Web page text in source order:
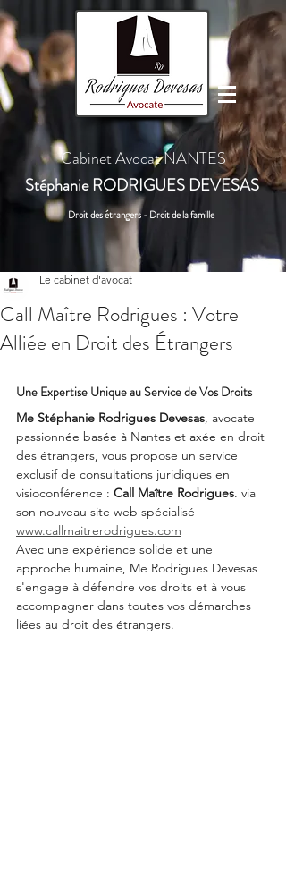
Cabinet Avocat NANTES
StéphanieRODRIGUES DEVESAS
Droit des étrangers - Droit de la famille
Call Maître Rodrigues : Votre
Alliée en Droit des Étrangers
Le cabinet d'avocat
Une Expertise Unique au Service de Vos Droits
Me Stéphanie Rodrigues Devesas, avocate
passionnée basée à Nantes et axée en droit
des étrangers, vous propose un service
exclusif de consultations juridiques en
visioconférence : Call Maître Rodrigues. via
son nouveau site web spécialisé
www.callmaitrerodrigues.com
Avec une expérience solide et une
approche humaine, Me Rodrigues Devesas
s'engage à défendre vos droits et à vous
accompagner dans toutes vos démarches
liées au droit des étrangers.